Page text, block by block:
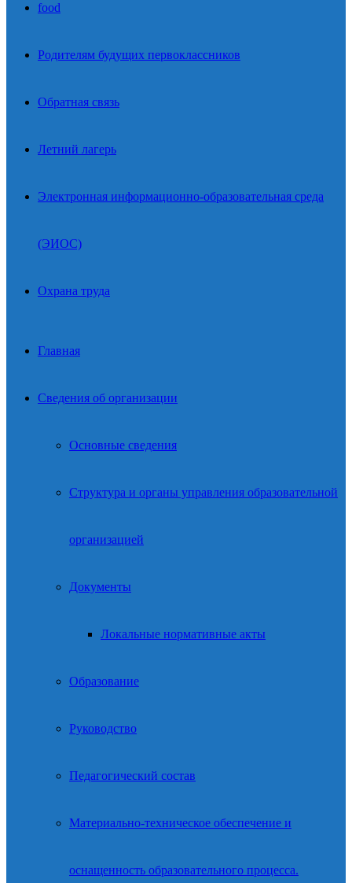
food
Родителям будущих первоклассников
Обратная связь
Летний лагерь
Электронная информационно-образовательная среда
(ЭИОС)
Охрана труда
Главная
Сведения об организации
Основные сведения
Структура и органы управления образовательной
организацией
Документы
Локальные нормативные акты
Образование
Руководство
Педагогический состав
Материально-техническое обеспечение и
оснащенность образовательного процесса.